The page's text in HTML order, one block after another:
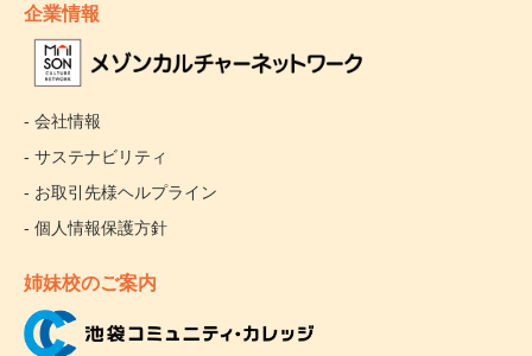
企業情報
- 会社情報
- サステナビリティ
- お取引先様ヘルプライン
- 個人情報保護方針
姉妹校のご案内